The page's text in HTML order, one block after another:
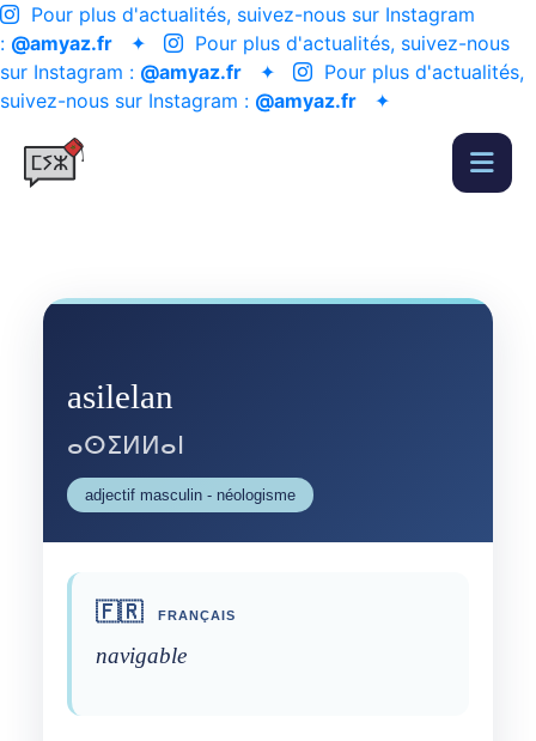
Pour plus d'actualités, suivez-nous sur Instagram
: @amyaz.fr ✦
Pour plus d'actualités, suivez-nous
sur Instagram : @amyaz.fr ✦
Pour plus d'actualités,
suivez-nous sur Instagram : @amyaz.fr ✦
asilelan
ⴰⵙⵉⵍⵍⴰⵏ
adjectif masculin - néologisme
🇫🇷 FRANÇAIS
navigable